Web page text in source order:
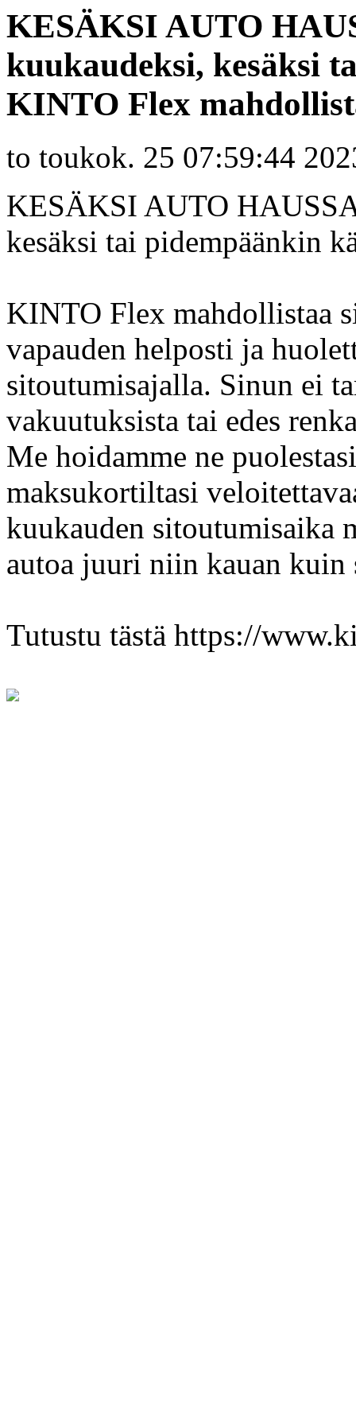
KESÄKSI AUTO
kuukaudeksi, kesäksi
KINTO Flex
to toukok. 25 07:59:44
KESÄKSI AUTO
kesäksi tai pidempäänkin
KINTO Flex mahdollistaa
vapauden helposti ja
sitoutumisajalla. Sinun ei
vakuutuksista tai edes
Me hoidamme ne
maksukortiltasi
kuukauden sitoutumisaika
autoa juuri niin kauan kuin
Tutustu tästä https://